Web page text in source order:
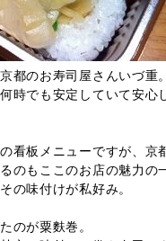
都のお寿司屋さんいづ重。
時でも安定していて安心
看板メニューですが、京
のもここのお店の魅力の
の味付けが私好み。
のが粟麩巻。